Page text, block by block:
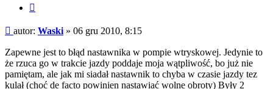
Post
autor: Waski » 06 gru 2010, 8:15
Zapewne jest to błąd nastawnika w pompie wtryskowej. Jedynie to
że rzuca go w trakcie jazdy poddaje moja wątpliwość, bo już nie
pamiętam, ale jak mi siadał nastawnik to chyba w czasie jazdy tez
kulał (choć de facto powinien nastawiać wolne obroty) Były 2